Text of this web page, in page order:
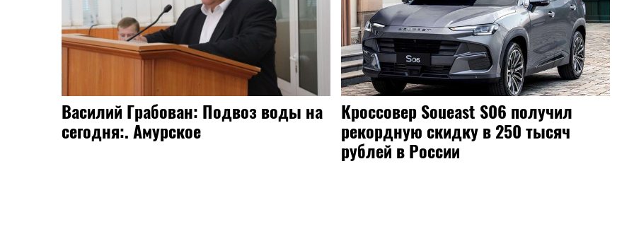
Василий Грабован: Подвоз воды на
сегодня:. Амурское
Кроссовер Soueast S06 получил
рекордную скидку в 250 тысяч
рублей в России